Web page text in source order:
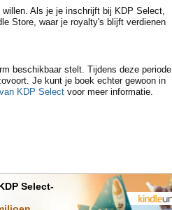
Als je je inschrijft bij KDP Select,
Store, waar je royalty's blijft verdienen
beschikbaar stelt. Tijdens deze periode
Je kunt je boek echter gewoon in
KDP Selectvoor meer informatie.
Select-